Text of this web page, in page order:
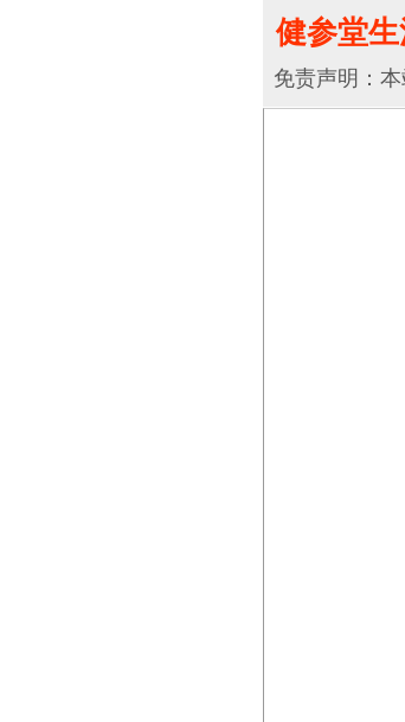
健参堂
免责声明：